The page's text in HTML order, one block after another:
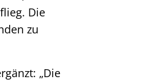
Die
zu
„Die